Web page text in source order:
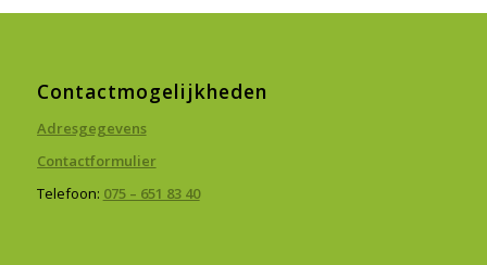
Contactmogelijkheden
Adresgegevens
Contactformulier
Telefoon: 075 – 651 83 40